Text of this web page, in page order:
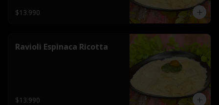
$13.990
Ravioli Espinaca Ricotta
$13.990